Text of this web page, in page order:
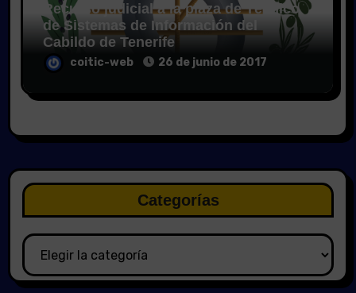
Recurso judicial a la plaza de Técnico
de Sistemas de Información del
Cabildo de Tenerife
coitic-web 26 de junio de 2017
Categorías
Categorías